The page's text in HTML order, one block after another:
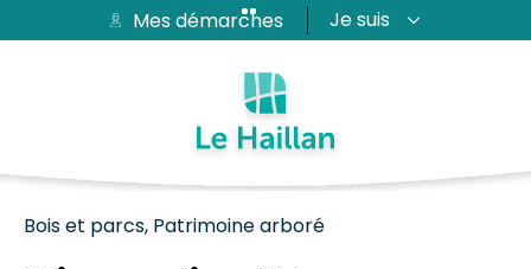
Aide et accessibilité
Passer au menu
Passer au contenuMes démarches Je suis
Bois et parcs, Patrimoine arboré